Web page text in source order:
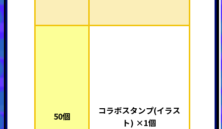
50個
コラボスタンプ(イラス
ト) ×1個